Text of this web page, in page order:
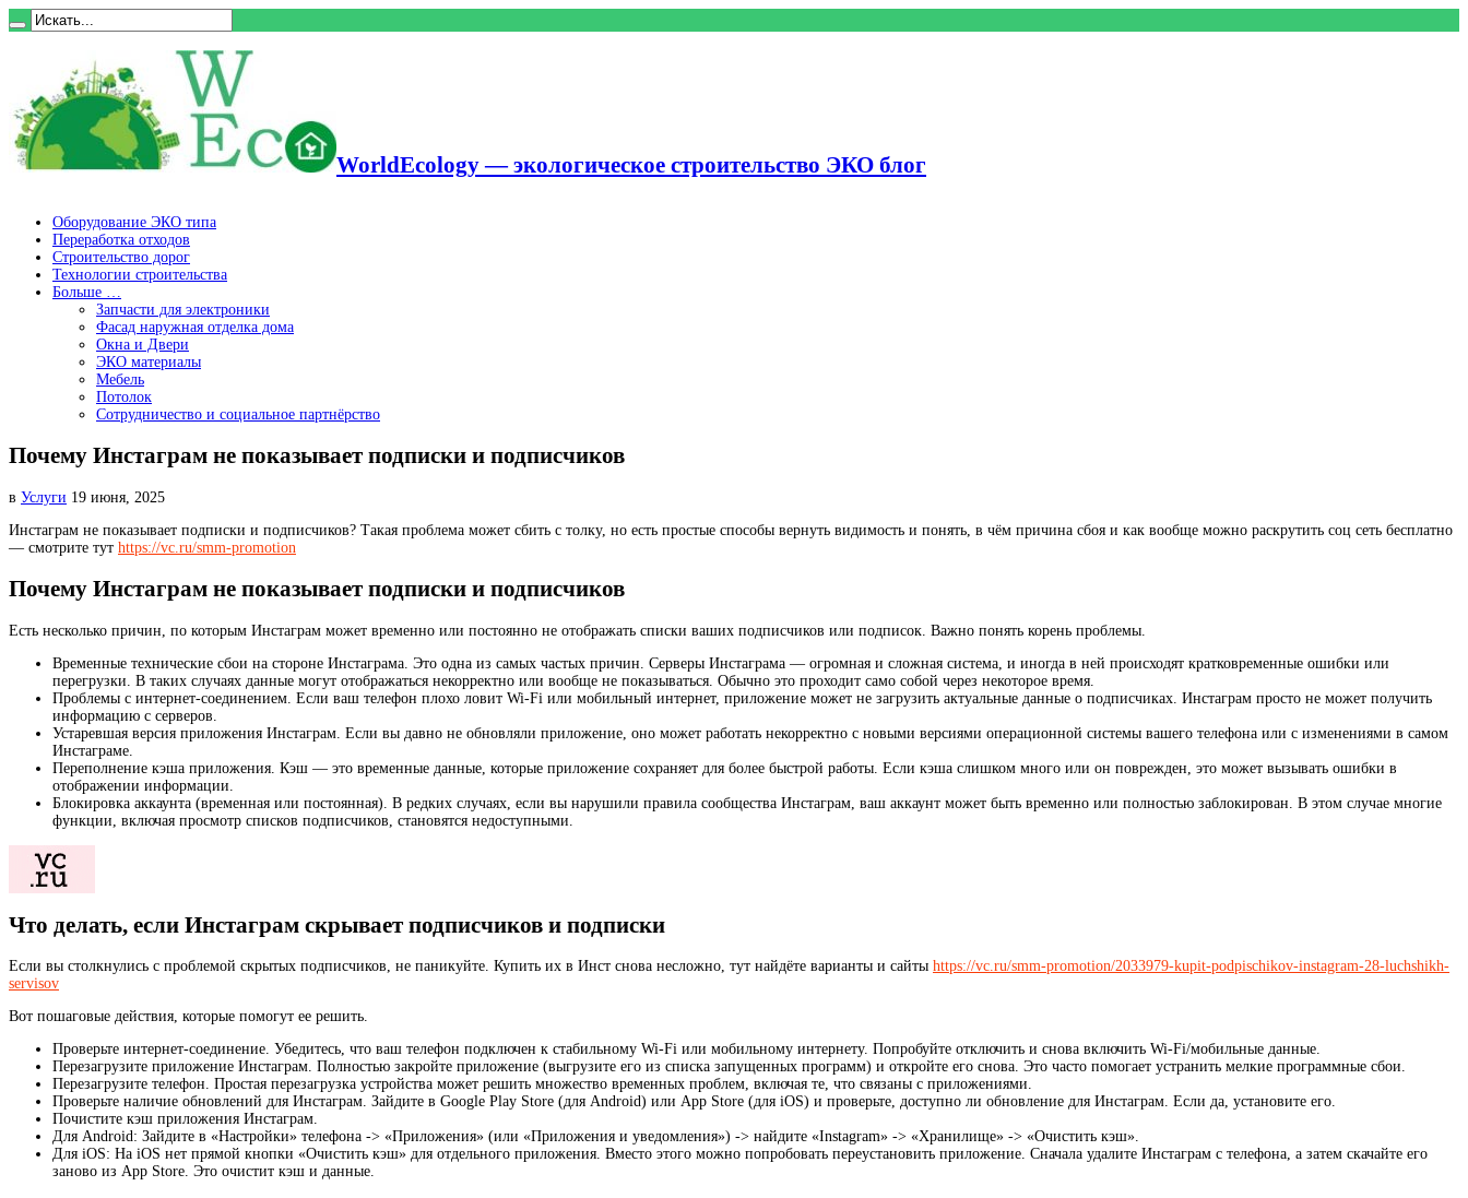
WorldEcology — экологическое строительство ЭКО блог
Оборудование ЭКО типа
Переработка отходов
Строительство дорог
Технологии строительства
Больше …
Запчасти для электроники
Фасад наружная отделка дома
Окна и Двери
ЭКО материалы
Мебель
Потолок
Сотрудничество и социальное партнёрство
Почему Инстаграм не показывает подписки и подписчиков
в Услуги 19 июня, 2025
Инстаграм не показывает подписки и подписчиков? Такая проблема может сбить с толку, но есть простые способы вернуть видимость и понять, в чём причина сбоя и как вообще можно раскрутить соц сеть бесплатно
— смотрите тут https://vc.ru/smm-promotion
Почему Инстаграм не показывает подписки и подписчиков
Есть несколько причин, по которым Инстаграм может временно или постоянно не отображать списки ваших подписчиков или подписок. Важно понять корень проблемы.
Временные технические сбои на стороне Инстаграма. Это одна из самых частых причин. Серверы Инстаграма — огромная и сложная система, и иногда в ней происходят кратковременные ошибки или
перегрузки. В таких случаях данные могут отображаться некорректно или вообще не показываться. Обычно это проходит само собой через некоторое время.
Проблемы с интернет-соединением. Если ваш телефон плохо ловит Wi-Fi или мобильный интернет, приложение может не загрузить актуальные данные о подписчиках. Инстаграм просто не может получить
информацию с серверов.
Устаревшая версия приложения Инстаграм. Если вы давно не обновляли приложение, оно может работать некорректно с новыми версиями операционной системы вашего телефона или с изменениями в самом
Инстаграме.
Переполнение кэша приложения. Кэш — это временные данные, которые приложение сохраняет для более быстрой работы. Если кэша слишком много или он поврежден, это может вызывать ошибки в
отображении информации.
Блокировка аккаунта (временная или постоянная). В редких случаях, если вы нарушили правила сообщества Инстаграм, ваш аккаунт может быть временно или полностью заблокирован. В этом случае многие
функции, включая просмотр списков подписчиков, становятся недоступными.
Что делать, если Инстаграм скрывает подписчиков и подписки
Если вы столкнулись с проблемой скрытых подписчиков, не паникуйте. Купить их в Инст снова несложно, тут найдёте варианты и сайты https://vc.ru/smm-promotion/2033979-kupit-podpischikov-instagram-28-luchshikh-
servisov
Вот пошаговые действия, которые помогут ее решить.
Проверьте интернет-соединение. Убедитесь, что ваш телефон подключен к стабильному Wi-Fi или мобильному интернету. Попробуйте отключить и снова включить Wi-Fi/мобильные данные.
Перезагрузите приложение Инстаграм. Полностью закройте приложение (выгрузите его из списка запущенных программ) и откройте его снова. Это часто помогает устранить мелкие программные сбои.
Перезагрузите телефон. Простая перезагрузка устройства может решить множество временных проблем, включая те, что связаны с приложениями.
Проверьте наличие обновлений для Инстаграм. Зайдите в Google Play Store (для Android) или App Store (для iOS) и проверьте, доступно ли обновление для Инстаграм. Если да, установите его.
Почистите кэш приложения Инстаграм.
Для Android: Зайдите в «Настройки» телефона -> «Приложения» (или «Приложения и уведомления») -> найдите «Instagram» -> «Хранилище» -> «Очистить кэш».
Для iOS: На iOS нет прямой кнопки «Очистить кэш» для отдельного приложения. Вместо этого можно попробовать переустановить приложение. Сначала удалите Инстаграм с телефона, а затем скачайте его
заново из App Store. Это очистит кэш и данные.